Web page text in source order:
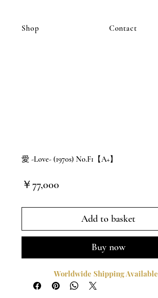
Shop Contact
愛 -Love- (1970s) No.F1【A+】
￥77,000
Add to basket
Buy now
Worldwide Shipping Available